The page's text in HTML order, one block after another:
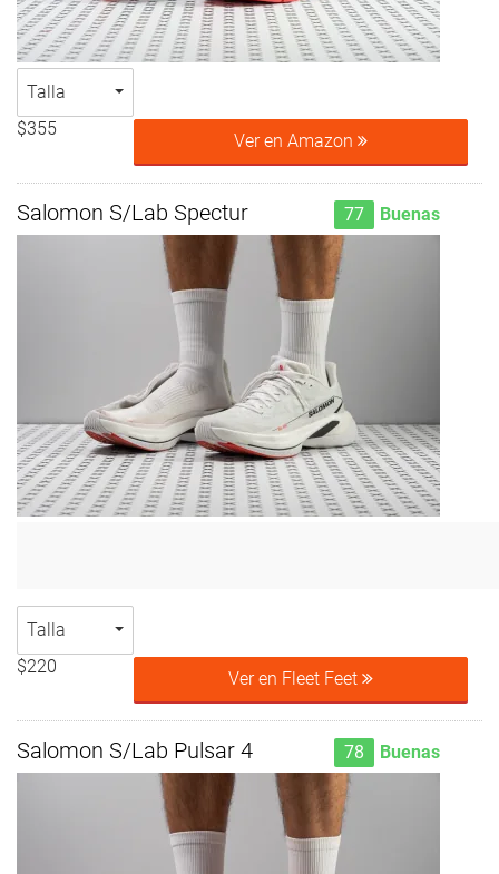
Talla
$355
Ver en Amazon
Salomon S/Lab Spectur 77 Buenas
Talla
$220
Ver en Fleet Feet
Salomon S/Lab Pulsar 4 78 Buenas